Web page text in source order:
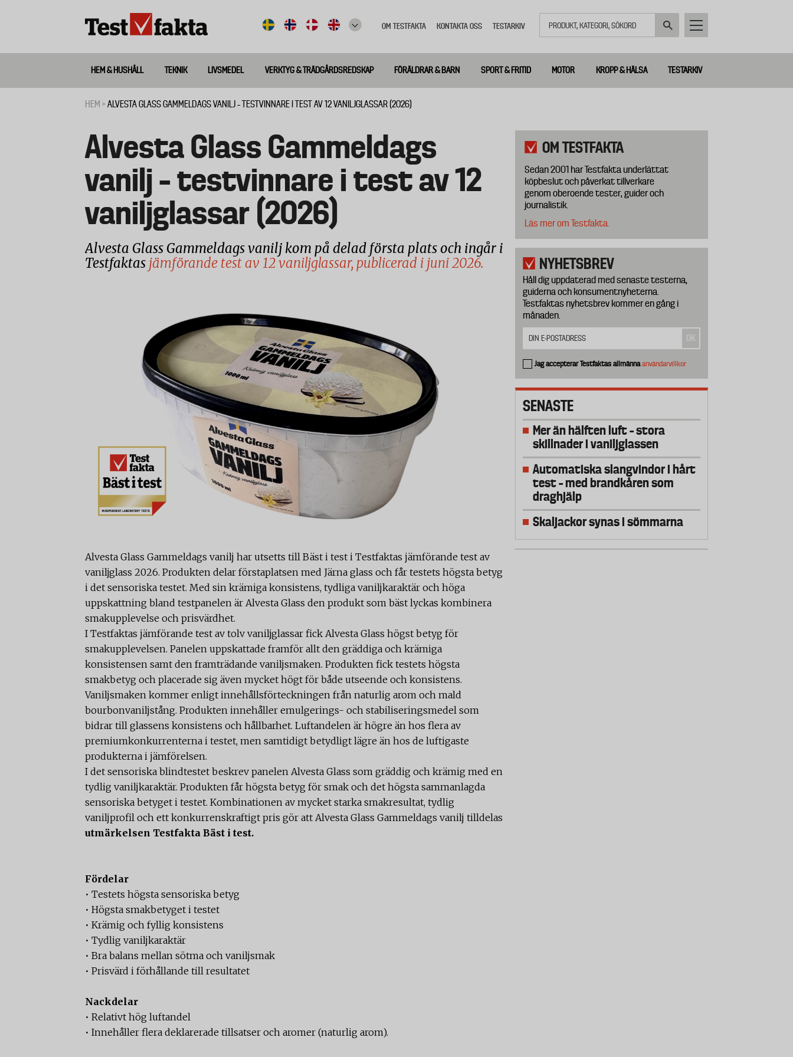
meny
OM TESTFAKTA KONTAKTA OSS TESTARKIV
Huvudmeny
ny
HEM & HUSHÅLL TEKNIK LIVSMEDEL VERKTYG & TRÄDGÅRDSREDSKAP FÖRÄLDRAR & BARN SPORT & FRITID MOTOR KROPP & HÄLSA TESTARKIV
HEM ALVESTA GLASS GAMMELDAGS VANILJ – TESTVINNARE I TEST AV 12 VANILJGLASSAR (2026)
Alvesta Glass Gammeldags
vanilj – testvinnare i test av 12
vaniljglassar (2026)
Alvesta Glass Gammeldags vanilj kom på delad första plats och ingår i
Testfaktas jämförande test av 12 vaniljglassar, publicerad i juni 2026.
Alvesta Glass Gammeldags vanilj har utsetts till Bäst i test i Testfaktas jämförande test av
vaniljglass 2026. Produkten delar förstaplatsen med Järna glass och får testets högsta betyg
i det sensoriska testet. Med sin krämiga konsistens, tydliga vaniljkaraktär och höga
uppskattning bland testpanelen är Alvesta Glass den produkt som bäst lyckas kombinera
smakupplevelse och prisvärdhet.
I Testfaktas jämförande test av tolv vaniljglassar fick Alvesta Glass högst betyg för
smakupplevelsen. Panelen uppskattade framför allt den gräddiga och krämiga
konsistensen samt den framträdande vaniljsmaken. Produkten fick testets högsta
smakbetyg och placerade sig även mycket högt för både utseende och konsistens.
Vaniljsmaken kommer enligt innehållsförteckningen från naturlig arom och mald
bourbonvaniljstång. Produkten innehåller emulgerings- och stabiliseringsmedel som
bidrar till glassens konsistens och hållbarhet. Luftandelen är högre än hos flera av
premiumkonkurrenterna i testet, men samtidigt betydligt lägre än hos de luftigaste
produkterna i jämförelsen.
I det sensoriska blindtestet beskrev panelen Alvesta Glass som gräddig och krämig med en
tydlig vaniljkaraktär. Produkten får högsta betyg för smak och det högsta sammanlagda
sensoriska betyget i testet. Kombinationen av mycket starka smakresultat, tydlig
vaniljprofil och ett konkurrenskraftigt pris gör att Alvesta Glass Gammeldags vanilj tilldelas
utmärkelsen Testfakta Bäst i test.
Fördelar
• Testets högsta sensoriska betyg
• Högsta smakbetyget i testet
• Krämig och fyllig konsistens
• Tydlig vaniljkaraktär
• Bra balans mellan sötma och vaniljsmak
• Prisvärd i förhållande till resultatet
Nackdelar
• Relativt hög luftandel
• Innehåller flera deklarerade tillsatser och aromer (naturlig arom).
OM TESTFAKTA
Sedan 2001 har Testfakta underlättat
köpbeslut och påverkat tillverkare
genom oberoende tester, guider och
journalistik.
Läs mer om Testfakta.
NYHETSBREV
Håll dig uppdaterad med senaste testerna,
guiderna och konsumentnyheterna.
Testfaktas nyhetsbrev kommer en gång i
månaden.
Jag accepterar Testfaktas allmännaanvändarvillkor
SENASTE
Mer än hälften luft – stora
skillnader i vaniljglassen
Automatiska slangvindor i hårt
test – med brandkåren som
draghjälp
Skaljackor synas i sömmarna